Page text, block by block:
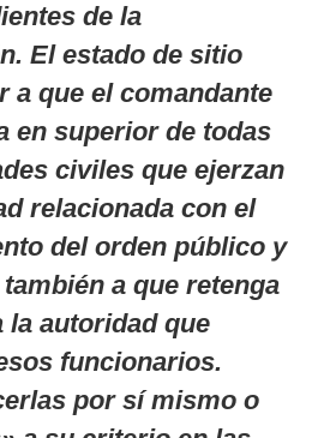
de la
El estado de sitio
que el comandante
en superior de todas
civiles que ejerzan
relacionada con el
del orden público y
a que retenga
la autoridad que
funcionarios.
por sí mismo o